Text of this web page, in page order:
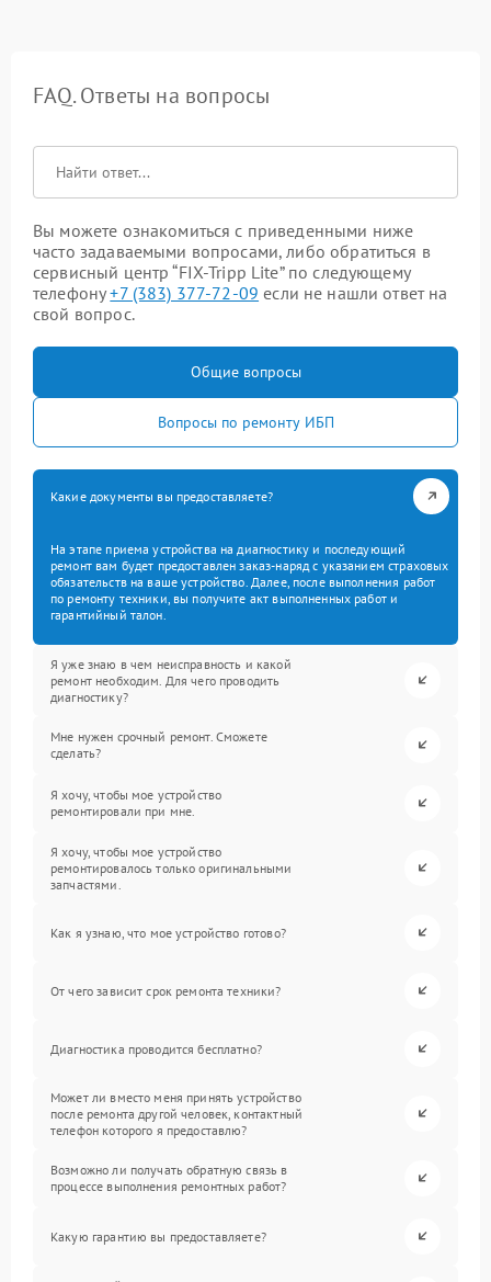
FAQ. Ответы на вопросы
Вы можете ознакомиться с приведенными ниже
часто задаваемыми вопросами, либо обратиться в
сервисный центр “FIX-Tripp Lite” по следующему
телефону+7 (383) 377-72-09 если не нашли ответ на
свой вопрос.
Общие вопросы
Вопросы по ремонту ИБП
Какие документы вы предоставляете?
На этапе приема устройства на диагностику и последующий
ремонт вам будет предоставлен заказ-наряд с указанием страховых
обязательств на ваше устройство. Далее, после выполнения работ
по ремонту техники, вы получите акт выполненных работ и
гарантийный талон.
Я уже знаю в чем неисправность и какой
ремонт необходим. Для чего проводить
диагностику?
Мне нужен срочный ремонт. Сможете
сделать?
Я хочу, чтобы мое устройство
ремонтировали при мне.
Я хочу, чтобы мое устройство
ремонтировалось только оригинальными
запчастями.
Как я узнаю, что мое устройство готово?
От чего зависит срок ремонта техники?
Диагностика проводится бесплатно?
Может ли вместо меня принять устройство
после ремонта другой человек, контактный
телефон которого я предоставлю?
Возможно ли получать обратную связь в
процессе выполнения ремонтных работ?
Какую гарантию вы предоставляете?